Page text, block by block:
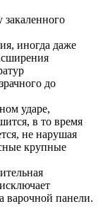
иногда даже
до
ударе,
в то время
не нарушая
крупные
варочной панели.